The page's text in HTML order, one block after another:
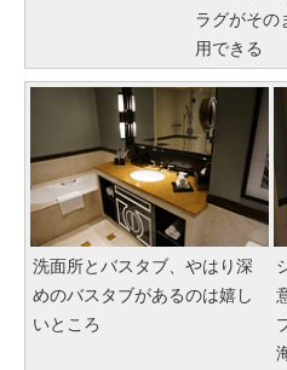
ラグがその
用できる
洗面所とバスタブ、やはり深
めのバスタブがあるのは嬉し
いところ